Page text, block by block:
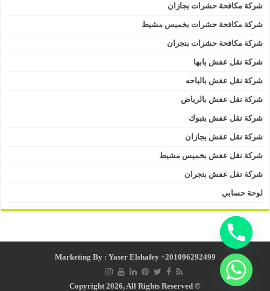
شركة مكافحة حشرات بجازان
شركة مكافحة حشرات بخميس مشيط
شركة مكافحة حشرات بنجران
شركة نقل عفش بابها
شركة نقل عفش بالباحه
شركة نقل عفش بالرياض
شركة نقل عفش بتبوك
شركة نقل عفش بجازان
شركة نقل عفش بخميس مشيط
شركة نقل عفش بنجران
لوحة حسابي
Marketing By : Yaser Elshafey +201096292499
© Copyright 2026, All Rights Reserved